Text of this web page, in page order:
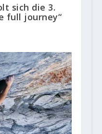
sich die 3.
full journey“